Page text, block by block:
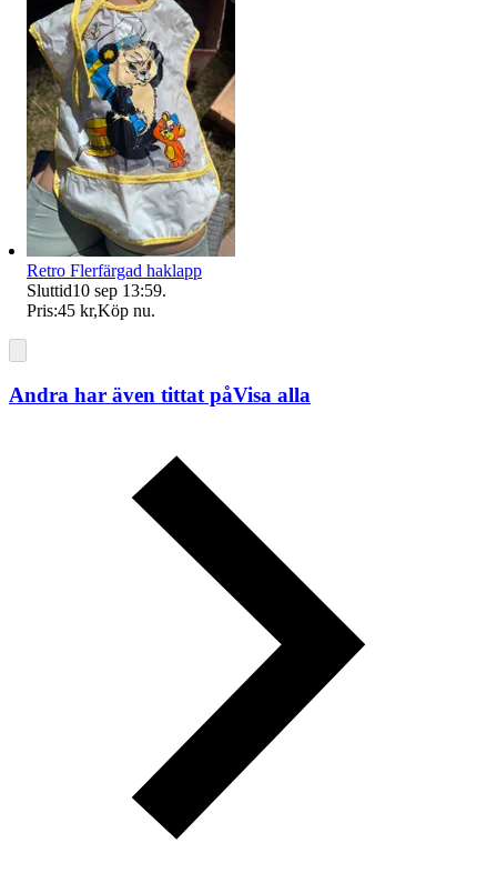
Retro Flerfärgad haklapp
Sluttid10 sep 13:59.
Pris:45 kr,Köp nu.
Andra har även tittat påVisa alla